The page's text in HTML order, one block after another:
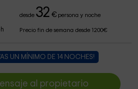
desde32 €persona y noche
Precio fin de semana desde 1200€
UN MÍNIMO DE 14 NOCHES!
al propietario